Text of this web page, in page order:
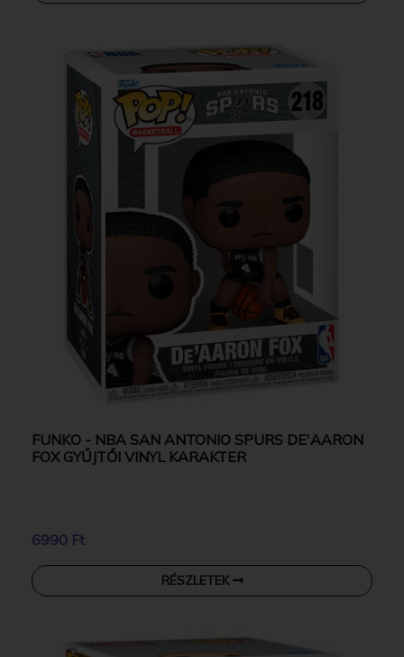
FUNKO - NBA SAN ANTONIO SPURS DE'AARON
FOX GYŰJTŐI VINYL KARAKTER
6990 Ft
RÉSZLETEK